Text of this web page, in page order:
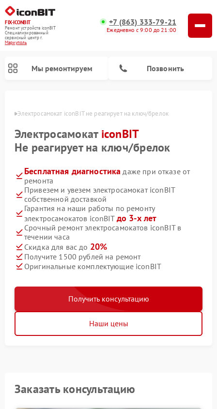
FIX-ICONBIT
Ремонт устройств iconBIT
Специализированный
cервисный центр г.
Мариуполь
+7 (863) 333-79-21
Ежедневно с 9:00 до 21:00
Мы ремонтируем Позвонить
Электросамокат iconBIT не реагирует на ключ/брелок
Электросамокат iconBIT
Не реагирует на ключ/брелок
Бесплатная диагностика даже при отказе от
ремонта
Привезем и увезем электросамокат iconBIT
собственной доставкой
Гарантия на наши работы по ремонту
электросамокатов iconBIT до 3-х лет
Срочный ремонт электросамокатов iconBIT в
течении часа
Скидка для вас до 20%
Получите 1500 рублей на ремонт
Оригинальные комплектующие iconBIT
Получить консультацию
Наши цены
Заказать консультацию